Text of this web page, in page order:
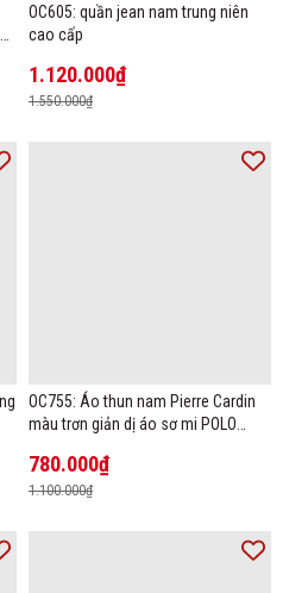
OC605: quần jean nam trung niên
cao cấp
1.120.000₫
1.550.000₫
OC755: Áo thun nam Pierre Cardin
màu trơn giản dị áo sơ mi POLO
780.000₫
1.100.000₫